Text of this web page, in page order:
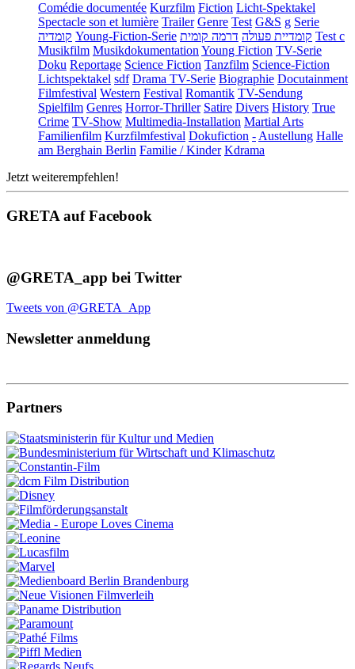
Comédie documentée Kurzfilm Fiction Licht-Spektakel
Spectacle son et lumière Trailer Genre Test G&S g Serie
קומדיה Young-Fiction-Serie קומדיית פעולה דרמה קומית
Test c
Musikfilm MusikdokumentationYoung Fiction TV-Serie
Doku Reportage Science Fiction Tanzfilm Science-Fiction
Lichtspektakel sdf Drama TV-Serie Biographie Docutainment
Filmfestival Western Festival Romantik TV-Sendung
Spielfilm Genres Horror-Thriller Satire Divers History True
Crime TV-Show Multimedia-Installation Martial Arts
Familienfilm Kurzfilmfestival Dokufiction -Austellung Halle
am Berghain Berlin Familie / Kinder Kdrama
Jetzt weiterempfehlen!
GRETA auf Facebook
@GRETA_app bei Twitter
Tweets von @GRETA_App
Newsletter anmeldung
Partners